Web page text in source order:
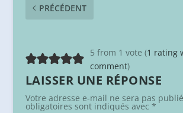
PRÉCÉDENT
5 from 1 vote (1 rating
comment)
LAISSER UNE RÉPONSE
Votre adresse e-mail ne sera pas
obligatoires sont indiqués avec *